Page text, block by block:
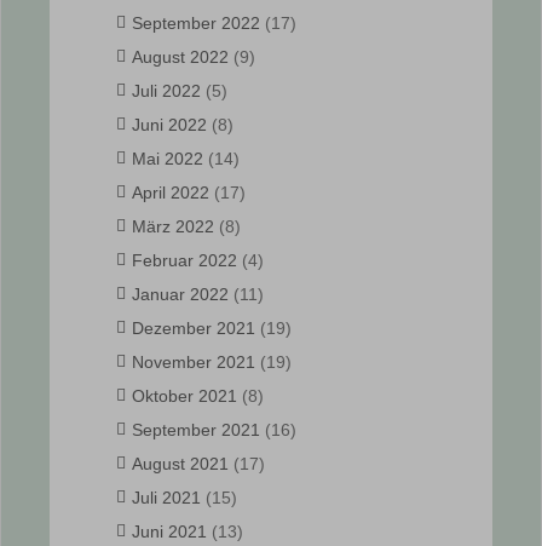
September 2022 (17)
August 2022 (9)
Juli 2022 (5)
Juni 2022 (8)
Mai 2022 (14)
April 2022 (17)
März 2022 (8)
Februar 2022 (4)
Januar 2022 (11)
Dezember 2021 (19)
November 2021 (19)
Oktober 2021 (8)
September 2021 (16)
August 2021 (17)
Juli 2021 (15)
Juni 2021 (13)